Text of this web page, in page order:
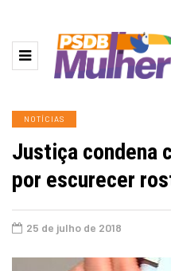
NOTÍCIAS
Justiça condena
por escurecer
25 de julho de 2018